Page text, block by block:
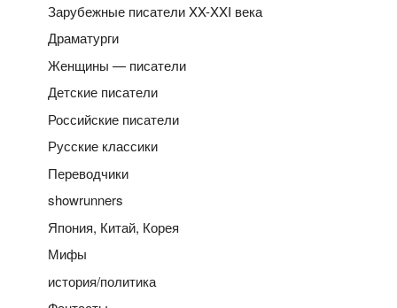
Зарубежные писатели XX-XXI века
Драматурги
Женщины — писатели
Детские писатели
Российские писатели
Русские классики
Переводчики
showrunners
Япония, Китай, Корея
Мифы
история/политика